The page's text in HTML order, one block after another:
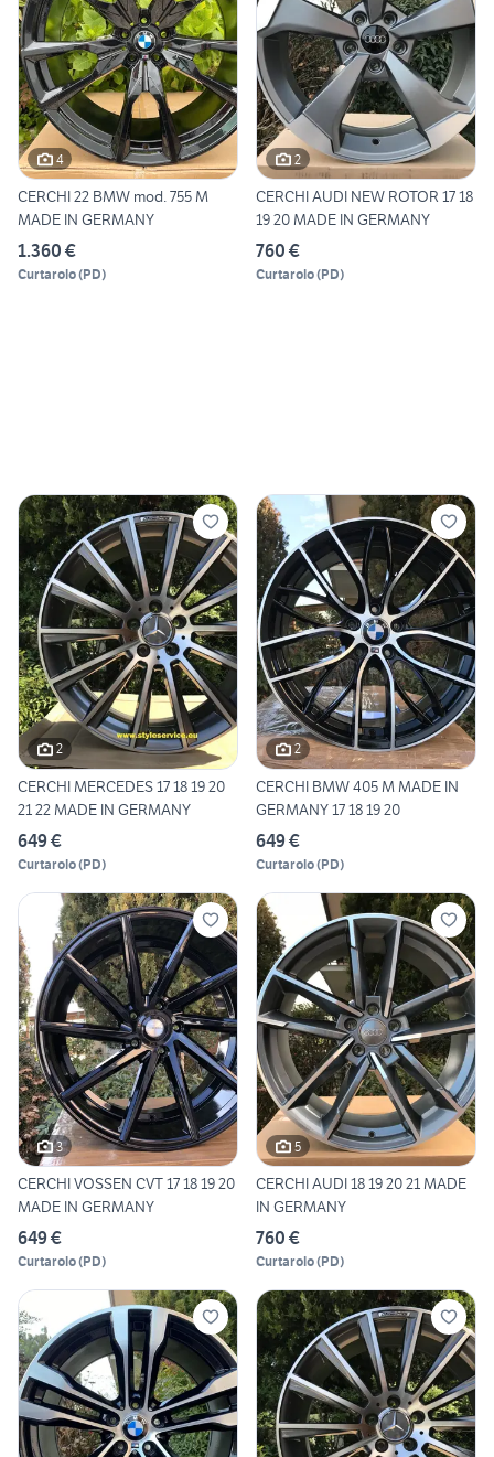
4
CERCHI 22 BMW mod. 755 M
MADE IN GERMANY
1.360 €
Curtarolo(PD)
2
CERCHI AUDI NEW ROTOR 17 18
19 20 MADE IN GERMANY
760 €
Curtarolo(PD)
2
CERCHI MERCEDES 17 18 19 20
21 22 MADE IN GERMANY
649 €
Curtarolo(PD)
2
CERCHI BMW 405 M MADE IN
GERMANY 17 18 19 20
649 €
Curtarolo(PD)
3
CERCHI VOSSEN CVT 17 18 19 20
MADE IN GERMANY
649 €
Curtarolo(PD)
5
CERCHI AUDI 18 19 20 21 MADE
IN GERMANY
760 €
Curtarolo(PD)